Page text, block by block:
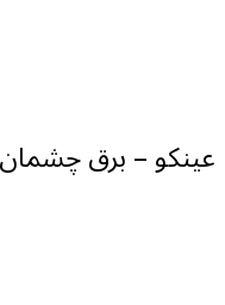
عینکو – برق چشمان